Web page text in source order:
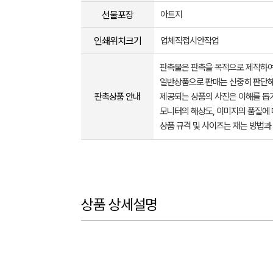
선물포장 아트지
인쇄위치크기 업체직접시안작업
판촉상품 안내
판촉물은 판촉을 목적으로 제작하
일반상품으로 판매는 신중히 판단
제공되는 상품의 사진은 이해를
모니터의 해상도, 이미지의 품질
상품 규격 및 사이즈는 재는 방법
상품 상세설명